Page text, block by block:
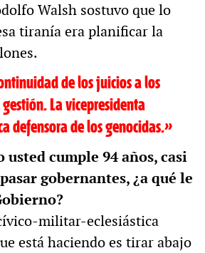
Walsh sostuvo que lo
tiranía era planificar la
de los juicios a los
La vicepresidenta
defensora de los genocidas.»
usted cumple 94 años, casi
gobernantes, ¿a qué le
militar-eclesiástica
está haciendo es tirar abajo